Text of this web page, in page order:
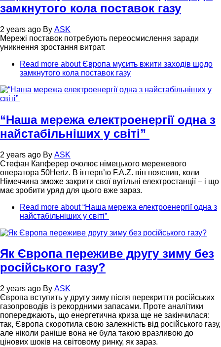
замкнутого кола поставок газу
2 years ago By ASK
Мережі поставок потребують переосмислення заради
уникнення зростання витрат.
Read more about Європа мусить вжити заходів щодо
замкнутого кола поставок газу
“Наша мережа електроенергії одна з
найстабільніших у світі”
2 years ago By ASK
Стефан Капферер очолює німецького мережевого
оператора 50Hertz. В інтерв’ю F.A.Z. він пояснив, коли
Німеччина зможе закрити свої вугільні електростанції – і що
має зробити уряд для цього вже зараз.
Read more about “Наша мережа електроенергії одна з
найстабільніших у світі”
Як Європа переживе другу зиму без
російського газу?
2 years ago By ASK
Європа вступить у другу зиму після перекриття російських
газопроводів із рекордними запасами. Проте аналітики
попереджають, що енергетична криза ще не закінчилася:
так, Європа скоротила свою залежність від російського газу,
але ніколи раніше вона не була такою вразливою до
цінових шоків на світовому ринку, як зараз.